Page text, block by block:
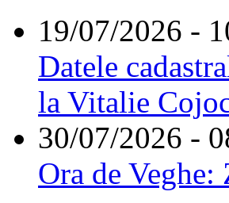
19/07/2026 -
Datele
la Vitalie
30/07/2026 -
Ora de